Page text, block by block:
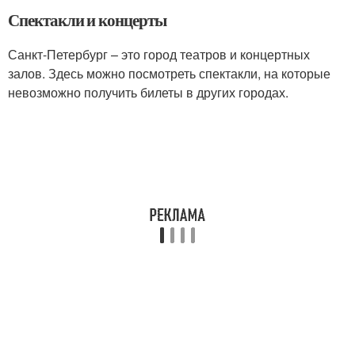
Спектакли и концерты
Санкт-Петербург – это город театров и концертных
залов. Здесь можно посмотреть спектакли, на которые
невозможно получить билеты в других городах.